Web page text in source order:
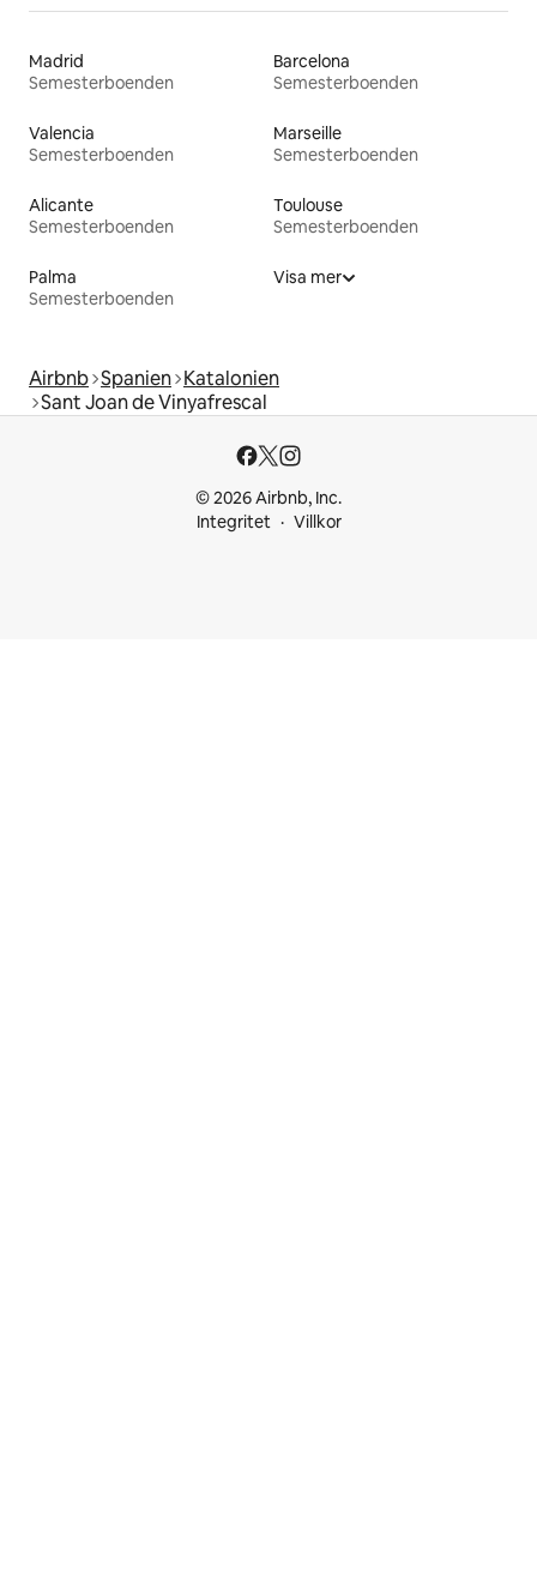
Madrid
Semesterboenden
Barcelona
Semesterboenden
Valencia
Semesterboenden
Marseille
Semesterboenden
Alicante
Semesterboenden
Toulouse
Semesterboenden
Palma
Semesterboenden
Visa mer
Airbnb Spanien Katalonien
Sant Joan de Vinyafrescal
© 2026 Airbnb, Inc.
Integritet
Villkor